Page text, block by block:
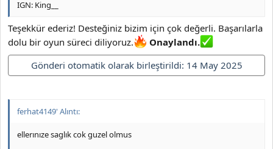
IGN: King__
Teşekkür ederiz! Desteğiniz bizim için çok değerli. Başarılarla
dolu bir oyun süreci diliyoruz.
Onaylandı.
Gönderi otomatik olarak birleştirildi: 14 May 2025
ferhat4149' Alıntı:
ellerınıze saglık cok guzel olmus